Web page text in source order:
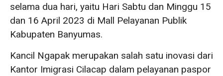
selama dua hari, yaitu Hari Sabtu dan Minggu 15
dan 16 April 2023 di Mall Pelayanan Publik
Kabupaten Banyumas.
Kancil Ngapak merupakan salah satu inovasi dari
Kantor Imigrasi Cilacap dalam pelayanan paspor